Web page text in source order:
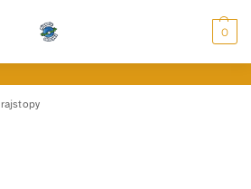
0
rajstopy